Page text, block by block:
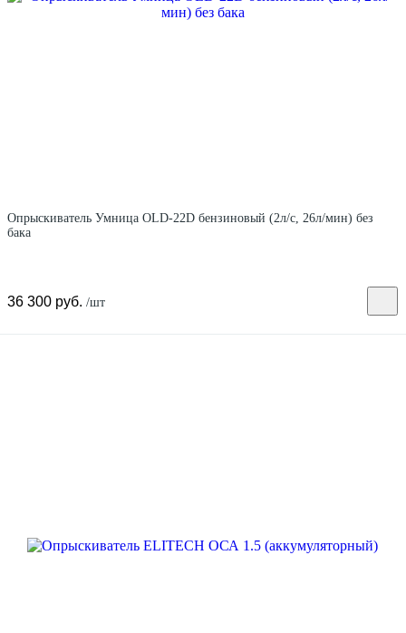
Опрыскиватель Умница OLD-22D бензиновый (2л/с, 26л/мин) без
бака
36 300 руб. /шт